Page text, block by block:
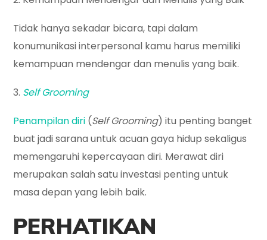
Tidak hanya sekadar bicara, tapi dalam
konumunikasi interpersonal kamu harus memiliki
kemampuan mendengar dan menulis yang baik.
3. Self Grooming
Penampilan diri (Self Grooming) itu penting banget
buat jadi sarana untuk acuan gaya hidup sekaligus
memengaruhi kepercayaan diri. Merawat diri
merupakan salah satu investasi penting untuk
masa depan yang lebih baik.
PERHATIKAN